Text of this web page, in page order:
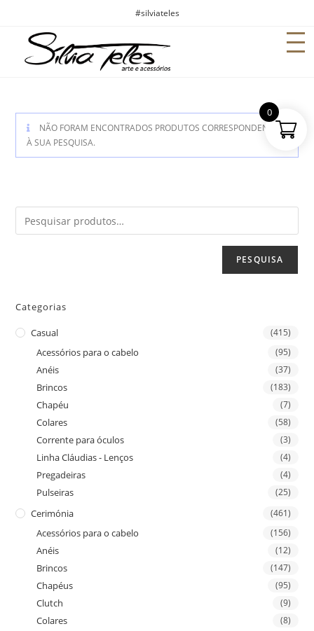
#silviateles
NÃO FORAM ENCONTRADOS PRODUTOS CORRESPONDENTES
À SUA PESQUISA.
PESQUISA
Categorias
Casual (415)
Acessórios para o cabelo (95)
Anéis (37)
Brincos (183)
Chapéu (7)
Colares (58)
Corrente para óculos (3)
Linha Cláudias - Lenços (4)
Pregadeiras (4)
Pulseiras (25)
Cerimónia (461)
Acessórios para o cabelo (156)
Anéis (12)
Brincos (147)
Chapéus (95)
Clutch (9)
Colares (8)
0